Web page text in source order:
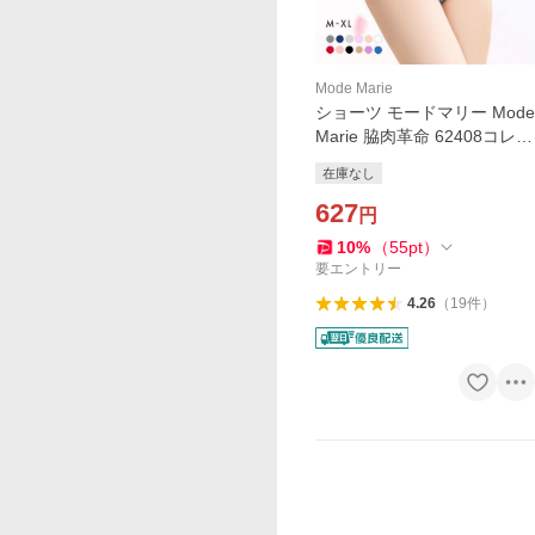
Mode Marie
ショーツ モードマリー Mode
Marie 脇肉革命 62408コレク
リーショーツ M L XL
在庫なし
627円
10% （55pt）
要エントリー
4.26（ 19件）